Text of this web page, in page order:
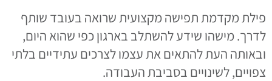
פילת מקדמת תפישה מקצועית שרואה בעובד שותף
לדרך. מישהו שידע להשתלב בארגון כפי שהוא היום,
ובאותה העת להתאים את עצמו לצרכים עתידיים בלתי
צפויים, לשינויים בסביבת העבודה.